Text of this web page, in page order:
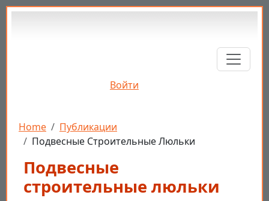
Перейти к основному содержанию
Войти
Строка навигации
Home
Публикации
Подвесные Строительные Люльки
Подвесные
строительные люльки